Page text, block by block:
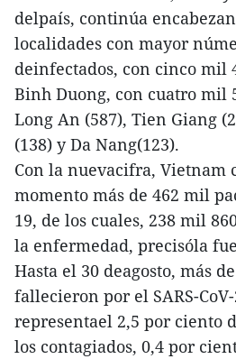
delpaís, continúa
localidades con mayor
deinfectados, con cinco mil
Binh Duong, con cuatro mil
Long An (587), Tien Giang
(138) y Da Nang(123).
Con la nuevacifra, Vietnam
momento más de 462 mil
19, de los cuales, 238 mil
la enfermedad, precisóla
Hasta el 30 deagosto, más
fallecieron por el SARS-
representael 2,5 por ciento
los contagiados, 0,4 por